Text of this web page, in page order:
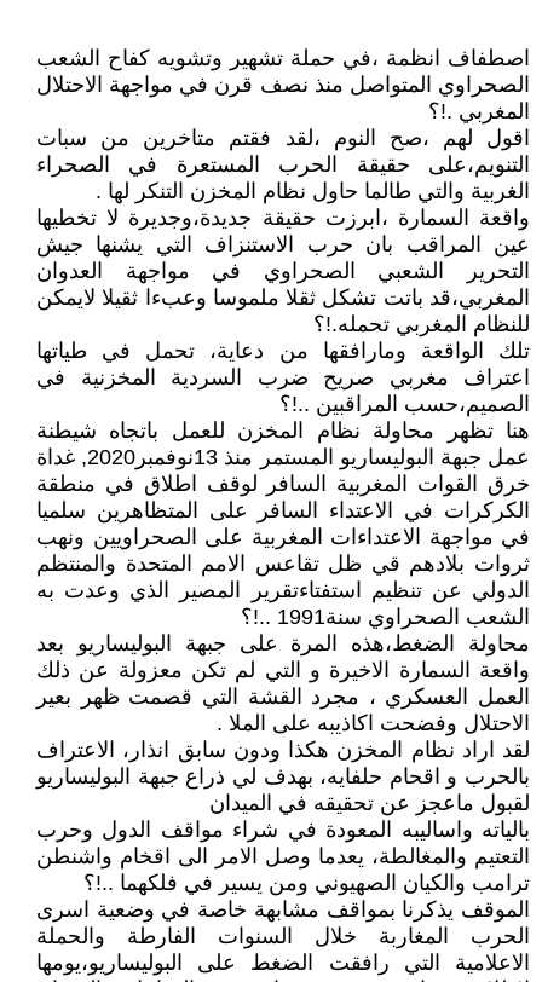
اصطفاف انظمة ،في حملة تشهير وتشويه كفاح الشعب
الصحراوي المتواصل منذ نصف قرن في مواجهة الاحتلال
المغربي .!؟
اقول لهم ،صح النوم ،لقد فقتم متاخرين من سبات
التنويم،على حقيقة الحرب المستعرة في الصحراء
الغربية والتي طالما حاول نظام المخزن التنكر لها .
واقعة السمارة ،ابرزت حقيقة جديدة،وجديرة لا تخطيها
عين المراقب بان حرب الاستنزاف التي يشنها جيش
التحرير الشعبي الصحراوي في مواجهة العدوان
المغربي،قد باتت تشكل ثقلا ملموسا وعبءا ثقيلا لايمكن
للنظام المغربي تحمله.!؟
تلك الواقعة ومارافقها من دعاية، تحمل في طياتها
اعتراف مغربي صريح ضرب السردية المخزنية في
الصميم،حسب المراقبين ..!؟
هنا تظهر محاولة نظام المخزن للعمل باتجاه شيطنة
عمل جبهة البوليساريو المستمر منذ 13نوفمبر2020, غداة
خرق القوات المغربية السافر لوقف اطلاق في منطقة
الكركرات في الاعتداء السافر على المتظاهرين سلميا
في مواجهة الاعتداءات المغربية على الصحراويين ونهب
ثروات بلادهم قي ظل تقاعس الامم المتحدة والمنتظم
الدولي عن تنظيم استفتاءتقرير المصير الذي وعدت به
الشعب الصحراوي سنة1991 ..!؟
محاولة الضغط،هذه المرة على جبهة البوليساريو بعد
واقعة السمارة الاخيرة و التي لم تكن معزولة عن ذلك
العمل العسكري ، مجرد القشة التي قصمت ظهر بعير
الاحتلال وفضحت اكاذيبه على الملا .
لقد اراد نظام المخزن هكذا ودون سابق انذار، الاعتراف
بالحرب و اقحام حلفايه، بهدف لي ذراع جبهة البوليساريو
لقبول ماعجز عن تحقيقه في الميدان
بالياته واساليبه المعودة في شراء مواقف الدول وحرب
التعتيم والمغالطة، يعدما وصل الامر الى اقخام واشنطن
ترامب والكيان الصهيوني ومن يسير في فلكهما ..!؟
الموقف يذكرنا بمواقف مشابهة خاصة في وضعية اسرى
الحرب المغاربة خلال السنوات الفارطة والحملة
الاعلامية التي رافقت الضغط على البوليساريو،يومها